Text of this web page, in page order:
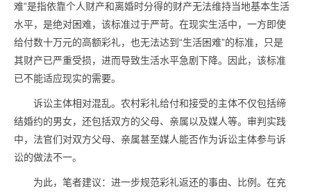
难”是指依靠个人财产和离婚时分得的财产无法维持当地基本生活
水平，是绝对困难，该标准过于严苛。在现实生活中，一方即使
给付数十万元的高额彩礼，也无法达到“生活困难”的标准，只是
其财产已严重受损，进而导致生活水平急剧下降。因此，该标准
已不能适应现实的需要。
诉讼主体相对混乱。农村彩礼给付和接受的主体不仅包括缔
结婚约的男女，还包括双方的父母、亲属以及媒人等。审判实践
中，法官们对双方父母、亲属甚至媒人能否作为诉讼主体参与诉
讼的做法不一。
为此，笔者建议：进一步规范彩礼返还的事由、比例。在充